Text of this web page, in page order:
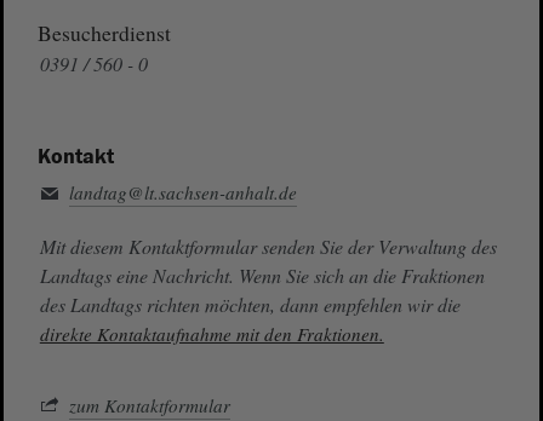
Besucherdienst
0391 / 560 - 0
Kontakt
landtag@lt.sachsen-anhalt.de
Mit diesem Kontaktformular senden Sie der Verwaltung des
Landtags eine Nachricht. Wenn Sie sich an die Fraktionen
des Landtags richten möchten, dann empfehlen wir die
direkte Kontaktaufnahme mit den Fraktionen.
zum Kontaktformular